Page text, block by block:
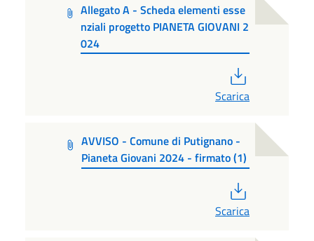
Allegato A - Scheda elementi esse
nziali progetto PIANETA GIOVANI 2
024
Scarica
AVVISO - Comune di Putignano -
Pianeta Giovani 2024 - firmato (1)
Scarica